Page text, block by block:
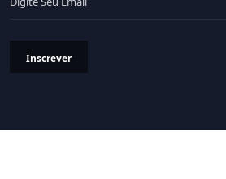
Inscrever